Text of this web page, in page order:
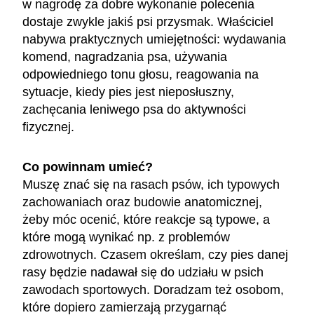
w nagrodę za dobre wykonanie polecenia
dostaje zwykle jakiś psi przysmak. Właściciel
nabywa praktycznych umiejętności: wydawania
komend, nagradzania psa, używania
odpowiedniego tonu głosu, reagowania na
sytuacje, kiedy pies jest nieposłuszny,
zachęcania leniwego psa do aktywności
fizycznej.
Co powinnam umieć?
Muszę znać się na rasach psów, ich typowych
zachowaniach oraz budowie anatomicznej,
żeby móc ocenić, które reakcje są typowe, a
które mogą wynikać np. z problemów
zdrowotnych. Czasem określam, czy pies danej
rasy będzie nadawał się do udziału w psich
zawodach sportowych. Doradzam też osobom,
które dopiero zamierzają przygarnąć